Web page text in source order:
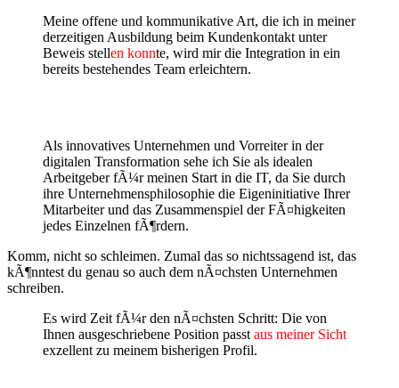
Meine offene und kommunikative Art, die ich in meiner
derzeitigen Ausbildung beim Kundenkontakt unter
Beweis stellen konnte, wird mir die Integration in ein
bereits bestehendes Team erleichtern.
Als innovatives Unternehmen und Vorreiter in der
digitalen Transformation sehe ich Sie als idealen
Arbeitgeber fÃ¼r meinen Start in die IT, da Sie durch
ihre Unternehmensphilosophie die Eigeninitiative Ihrer
Mitarbeiter und das Zusammenspiel der FÃ¤higkeiten
jedes Einzelnen fÃ¶rdern.
Komm, nicht so schleimen. Zumal das so nichtssagend ist, das
kÃ¶nntest du genau so auch dem nÃ¤chsten Unternehmen
schreiben.
Es wird Zeit fÃ¼r den nÃ¤chsten Schritt: Die von
Ihnen ausgeschriebene Position passt aus meiner Sicht
exzellent zu meinem bisherigen Profil.